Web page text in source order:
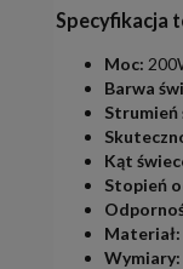
Specyfikacja
Moc:
Barwa
Strumień
Kąt
Stopień
Materiał:
Wymiary: